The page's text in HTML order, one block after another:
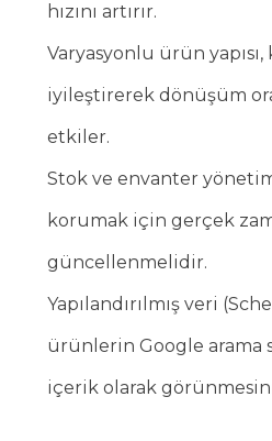
hızını artırır.
Varyasyonlu ürün
iyileştirerek dönüşüm
etkiler.
Stok ve envanter
korumak için gerçek
güncellenmelidir.
Yapılandırılmış veri
ürünlerin Google arama
içerik olarak